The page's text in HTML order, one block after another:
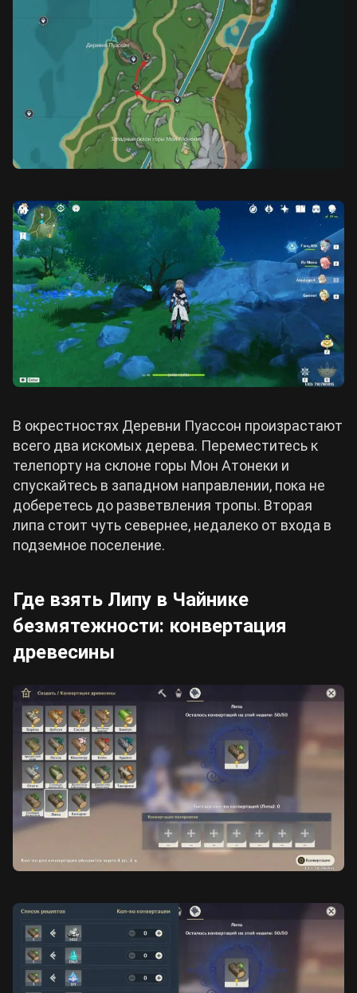
В окрестностях Деревни Пуассон произрастают
всего два искомых дерева. Переместитесь к
телепорту на склоне горы Мон Атонеки и
спускайтесь в западном направлении, пока не
доберетесь до разветвления тропы. Вторая
липа стоит чуть севернее, недалеко от входа в
подземное поселение.
Где взять Липу в Чайнике
безмятежности: конвертация
древесины